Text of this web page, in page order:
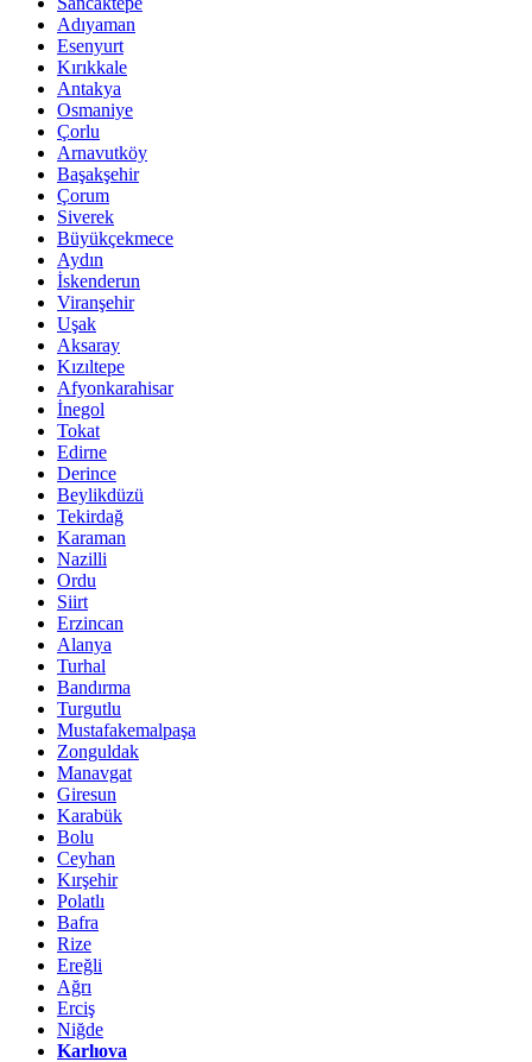
Adıyaman
Esenyurt
Kırıkkale
Antakya
Osmaniye
Çorlu
Arnavutköy
Başakşehir
Çorum
Siverek
Büyükçekmece
Aydın
İskenderun
Viranşehir
Uşak
Aksaray
Kızıltepe
Afyonkarahisar
İnegol
Tokat
Edirne
Derince
Beylikdüzü
Tekirdağ
Karaman
Nazilli
Ordu
Siirt
Erzincan
Alanya
Turhal
Bandırma
Turgutlu
Mustafakemalpaşa
Zonguldak
Manavgat
Giresun
Karabük
Bolu
Ceyhan
Kırşehir
Polatlı
Bafra
Rize
Ereğli
Ağrı
Erciş
Niğde
Karlıova